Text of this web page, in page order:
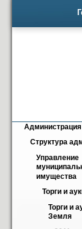
Администрация
Структура
Управление
имущества
Торги и
Торги и
Земля